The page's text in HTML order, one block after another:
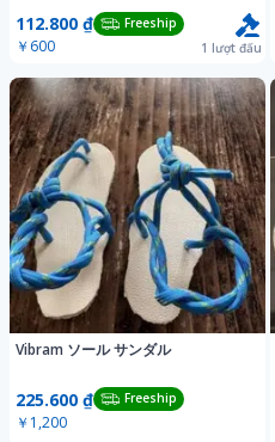
112.800 ₫ Freeship
￥600 1 lượt đấu
Vibram ソール サンダル
225.600 ₫ Freeship
￥1,200